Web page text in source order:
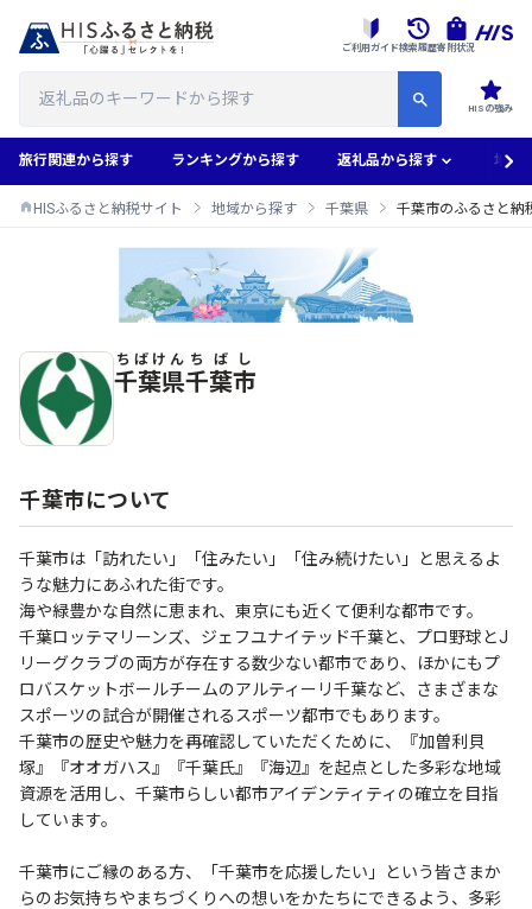
HISの強み
ご利用ガイド検索履歴寄附状況
旅行関連から探す ランキングから探す 返礼品から探す 地域
HISふるさと納税サイト 地域から探す 千葉県 千葉市のふるさと納
千葉市のふるさと納税返礼品一覧
千葉県
ちばけん
千葉市
ちばし
千葉市について
千葉市は「訪れたい」「住みたい」「住み続けたい」と思えるよ
うな魅力にあふれた街です。
海や緑豊かな自然に恵まれ、東京にも近くて便利な都市です。
千葉ロッテマリーンズ、ジェフユナイテッド千葉と、プロ野球とJ
リーグクラブの両方が存在する数少ない都市であり、ほかにもプ
ロバスケットボールチームのアルティーリ千葉など、さまざまな
スポーツの試合が開催されるスポーツ都市でもあります。
千葉市の歴史や魅力を再確認していただくために、『加曽利貝
塚』『オオガハス』『千葉氏』『海辺』を起点とした多彩な地域
資源を活用し、千葉市らしい都市アイデンティティの確立を目指
しています。
千葉市にご縁のある方、「千葉市を応援したい」という皆さまか
らのお気持ちやまちづくりへの想いをかたちにできるよう、多彩